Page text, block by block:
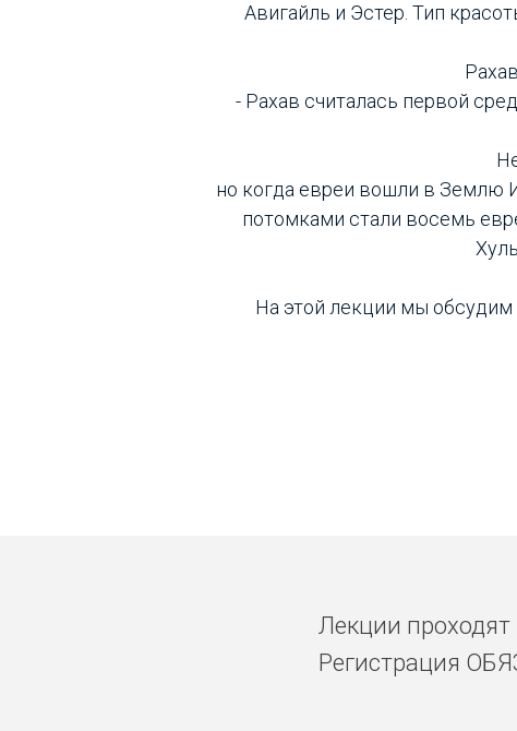
Авигайль и Эстер. Тип
- Рахав считалась первой
но когда евреи вошли в Землю
потомками стали восемь
На этой лекции мы
Лекции
Регистрация